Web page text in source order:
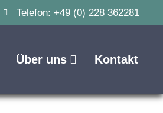
Telefon: +49 (0) 228 362281
Über uns Kontakt